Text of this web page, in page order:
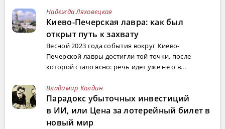
Надежда Ляховецкая
Киево-Печерская лавра: как был
открыт путь к захвату
Весной 2023 года события вокруг Киево-
Печерской лавры достигли той точки, после
которой стало ясно: речь идет уже не о в...
Владимир Колдин
Парадокс убыточных инвестиций
в ИИ, или Цена за лотерейный билет в
новый мир